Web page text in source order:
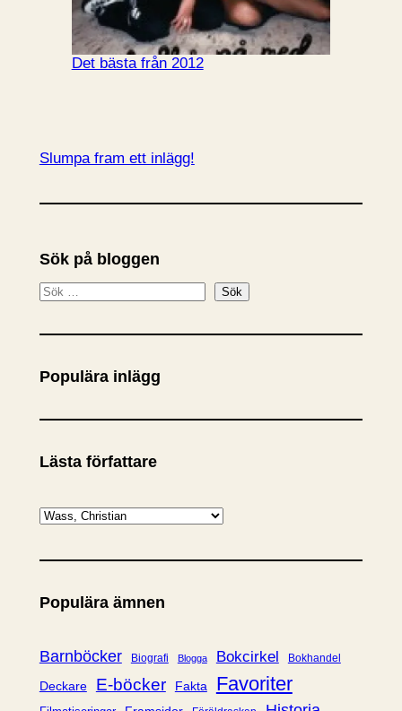
Det bästa från 2012
Slumpa fram ett inlägg!
Sök på bloggen
S
k
Sök
Populära inlägg
Lästa författare
K
t
g
r
i
Populära ämnen
Barnböcker Biografi Blogga Bokcirkel Bokhandel
Deckare E-böcker Fakta Favoriter